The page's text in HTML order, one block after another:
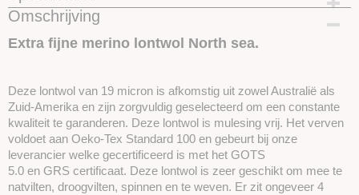
Productcode
Omschrijving
Extra fijne merino lontwol North sea.
Deze lontwol van 19 micron is afkomstig uit zowel Australië als
Zuid-Amerika en zijn zorgvuldig geselecteerd om een ​​constante
kwaliteit te garanderen. Deze lontwol is mulesing vrij. Het verven
voldoet aan Oeko-Tex Standard 100 en gebeurt bij onze
leverancier welke gecertificeerd is met het GOTS
5.0 en GRS certificaat. Deze lontwol is zeer geschikt om mee te
natvilten, droogvilten, spinnen en te weven. Er zit ongeveer 4